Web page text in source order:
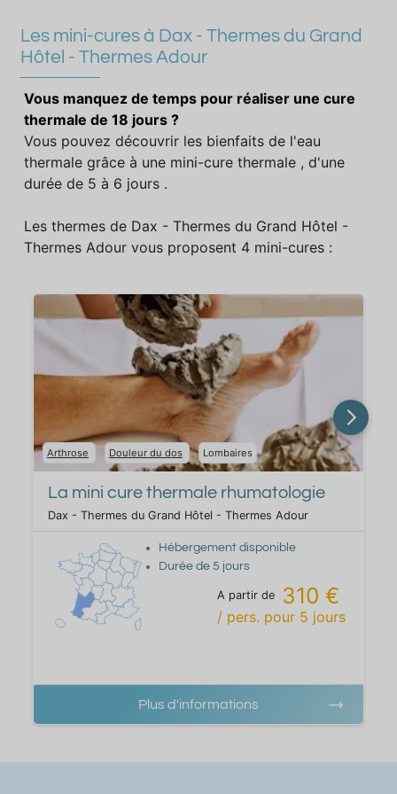
Les mini-cures à Dax - Thermes du Grand
Hôtel - Thermes Adour
Vous manquez de temps pour réaliser une cure
thermale de 18 jours ?
Vous pouvez découvrir les bienfaits de l'eau
thermale grâce à une mini-cure thermale , d'une
durée de 5 à 6 jours .
Les thermes de Dax - Thermes du Grand Hôtel -
Thermes Adour vous proposent 4 mini-cures :
Arthrose Douleur du dos Lombaires
La mini cure thermale rhumatologie
Dax - Thermes du Grand Hôtel - Thermes Adour
Hébergement disponible
Durée de 5 jours
A partir de 310 €
/ pers. pour 5 jours
Plus d'informations